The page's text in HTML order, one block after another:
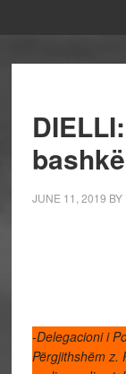
JUNE 11, 2019 BY
-Delegacioni i
Përgjithshëm z.